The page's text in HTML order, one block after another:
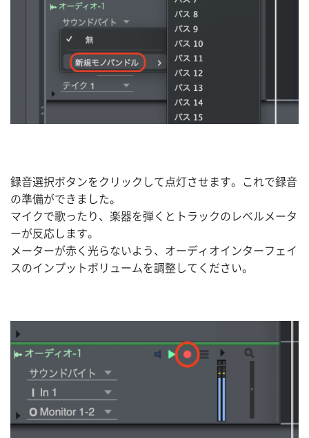
録音選択ボタンをクリックして点灯させます。これで録音
の準備ができました。
マイクで歌ったり、楽器を弾くとトラックのレベルメータ
ーが反応します。
メーターが赤く光らないよう、オーディオインターフェイ
スのインプットボリュームを調整してください。